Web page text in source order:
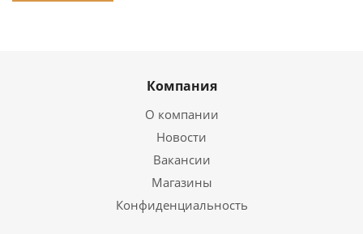
Компания
О компании
Новости
Вакансии
Магазины
Конфиденциальность